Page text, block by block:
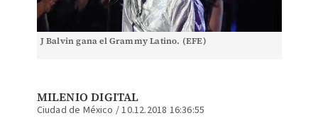
J Balvin gana el Grammy Latino. (EFE)
MILENIO DIGITAL
Ciudad de México /10.12.2018 16:36:55